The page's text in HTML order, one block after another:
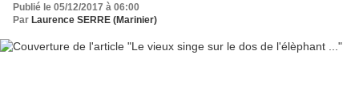
Publié le 05/12/2017 à 06:00
Par Laurence SERRE (Marinier)